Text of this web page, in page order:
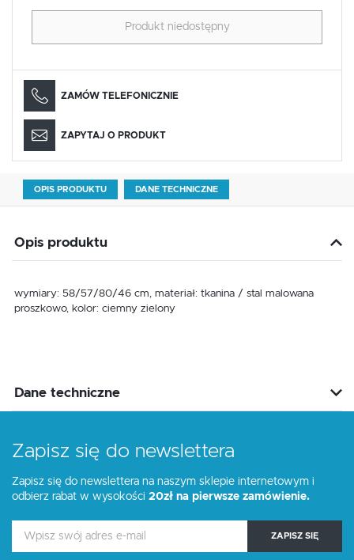
Produkt niedostępny
ZAMÓW TELEFONICZNIE
ZAPYTAJ O PRODUKT
OPIS PRODUKTU DANE TECHNICZNE
Opis produktu
wymiary: 58/57/80/46 cm, materiał: tkanina / stal malowana
proszkowo, kolor: ciemny zielony
Dane techniczne
Zapisz się do newslettera
Zapisz się do newslettera na naszym sklepie internetowym i
odbierz rabat w wysokości 20zł na pierwsze zamówienie.
ZAPISZ SIĘ